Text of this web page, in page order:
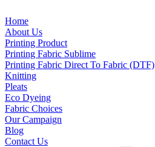
Home
About Us
Printing Product
Printing Fabric Sublime
Printing Fabric Direct To Fabric (DTF)
Knitting
Pleats
Eco Dyeing
Fabric Choices
Our Campaign
Blog
Contact Us